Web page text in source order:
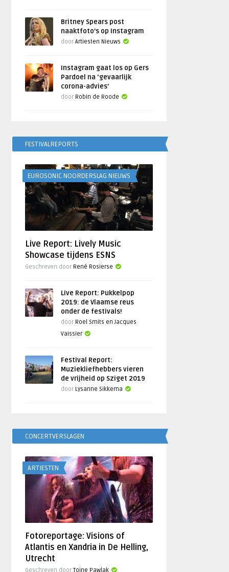
Britney Spears post
naaktfoto’s op Instagram
doorArtiesten Nieuws
Instagram gaat los op Gers
Pardoel na ‘gevaarlijk
corona-advies’
door Robin de Roode
FESTIVALREPORTS
EUROSONIC NOORDERSLAG NIEUWS
Live Report: Lively Music
Showcase tijdens ESNS
Geschreven door René Rosierse
Live Report: Pukkelpop
2019: de Vlaamse reus
onder de festivals!
door Roel Smits en Jacques
Vaissier
Festival Report:
Muziekliefhebbers vieren
de vrijheid op Sziget 2019
door Lysanne Sikkema
CONCERTVERSLAGEN
ARTIESTEN
Fotoreportage: Visions of
Atlantis en Xandria in De Helling,
Utrecht
Geschreven doorToine Pawlak